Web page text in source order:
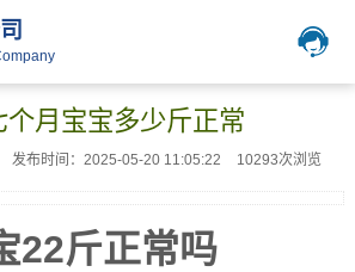
个月宝宝多少斤正常
发布时间：2025-05-20 11:05:22 10293次浏览
22斤正常吗